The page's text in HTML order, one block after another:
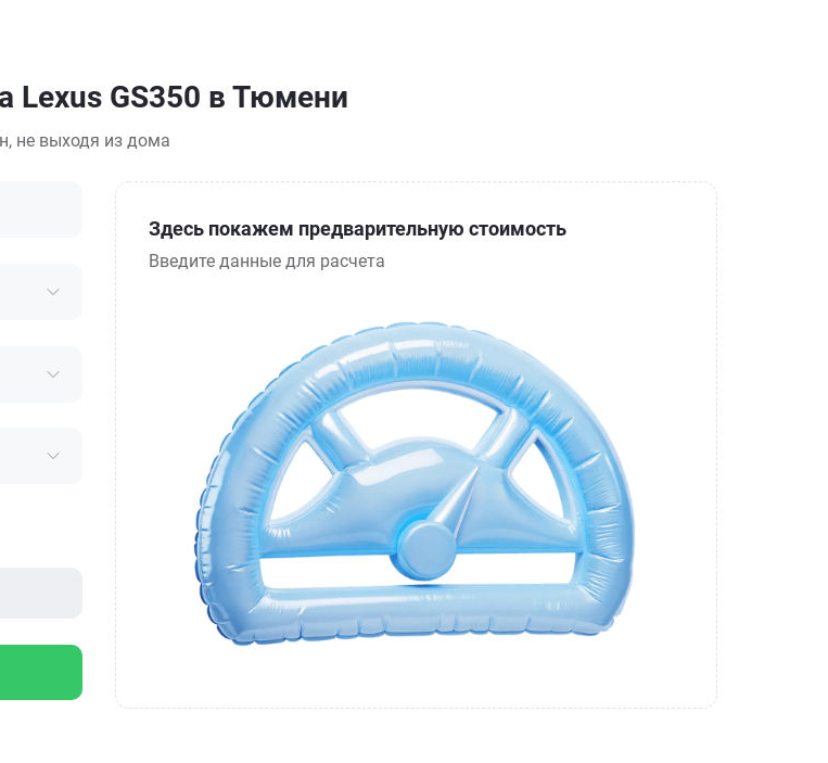
Lexus GS350 в Тюмени
не выходя из дома
Здесь покажем предварительную стоимость
Введите данные для расчета